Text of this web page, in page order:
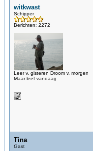
witkwast
Schipper
Berichten: 2272
Leer v. gisteren Droom v. morgen
Maar leef vandaag
Tina
Gast